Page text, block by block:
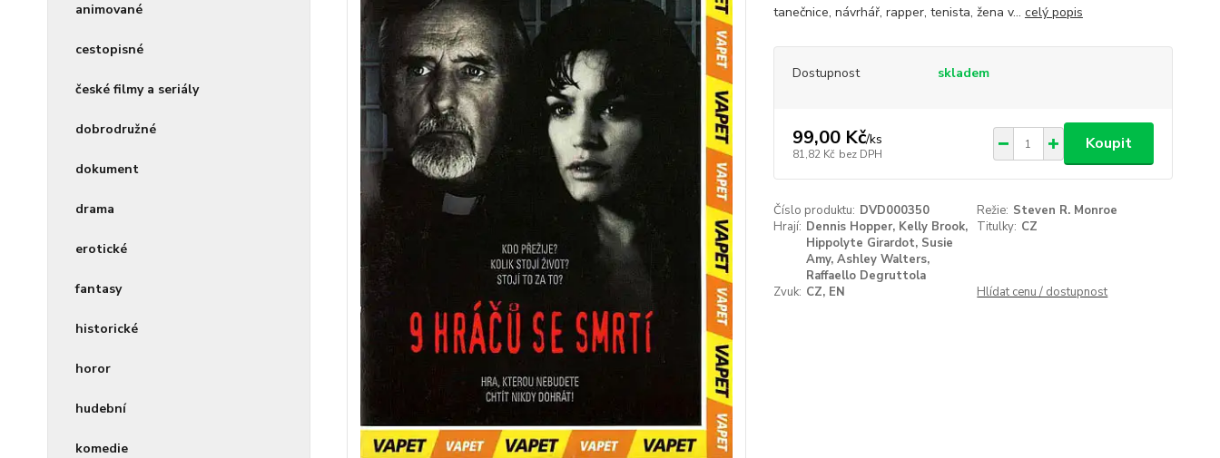
animované
cestopisné
české filmy a seriály
dobrodružné
dokument
drama
erotické
fantasy
historické
horor
hudební
komedie
tanečnice, návrhář, rapper, tenista, žena v... celý popis
Dostupnost skladem
99,00 Kč/ks
81,82 Kč bez DPH
Koupit
Číslo produktu: DVD000350 Režie: Steven R. Monroe
Hrají: Dennis Hopper, Kelly Brook,
Hippolyte Girardot, Susie
Amy, Ashley Walters,
Raffaello Degruttola
Titulky: CZ
Zvuk: CZ, EN Hlídat cenu / dostupnost